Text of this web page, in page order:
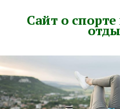
Сайт о